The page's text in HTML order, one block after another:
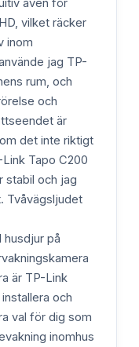
vilket räcker
inom
jag TP-
rum, och
och
är
det inte riktigt
Tapo C200
stabil och jag
Tvåvägsljudet
husdjur på
är TP-Link
och
val för dig som
inomhus